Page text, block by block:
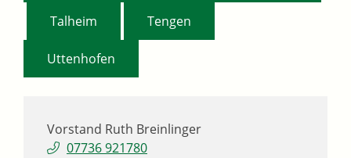
Vorstand Ruth Breinlinger
07736 921780
Talheim Tengen
Uttenhofen